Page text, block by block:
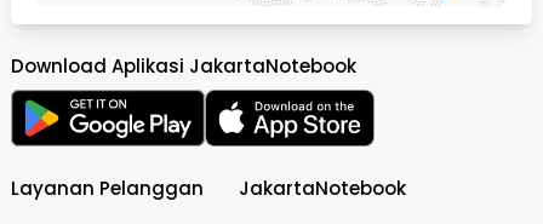
Download Aplikasi JakartaNotebook
Layanan Pelanggan JakartaNotebook